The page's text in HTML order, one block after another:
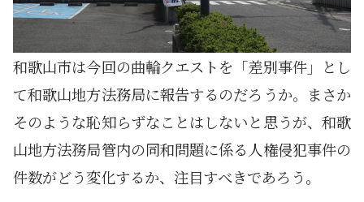
和歌山市は今回の曲輪クエストを「差別事件」とし
て和歌山地方法務局に報告するのだろうか。まさか
そのような恥知らずなことはしないと思うが、和歌
山地方法務局管内の同和問題に係る人権侵犯事件の
件数がどう変化するか、注目すべきであろう。